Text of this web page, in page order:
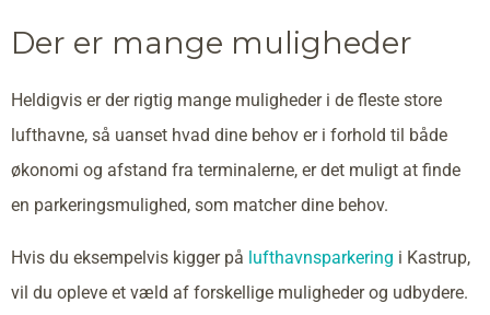
Der er mange muligheder
Heldigvis er der rigtig mange muligheder i de fleste store
lufthavne, så uanset hvad dine behov er i forhold til både
økonomi og afstand fra terminalerne, er det muligt at finde
en parkeringsmulighed, som matcher dine behov.
Hvis du eksempelvis kigger på lufthavnsparkering i Kastrup,
vil du opleve et væld af forskellige muligheder og udbydere.